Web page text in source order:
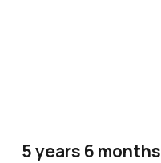
5 years 6 months